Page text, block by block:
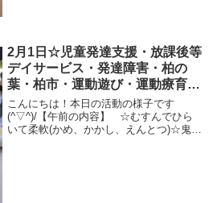
2月1日☆児童発達支援・放課後等
デイサービス・発達障害・柏の
葉・柏市・運動遊び・運動療育・
プログラム・楽しい療育
こんにちは！本日の活動の様子です
(^▽^)/【午前の内容】 ☆むすんでひら
いて柔軟(かめ、かかし、えんとつ)☆鬼ご